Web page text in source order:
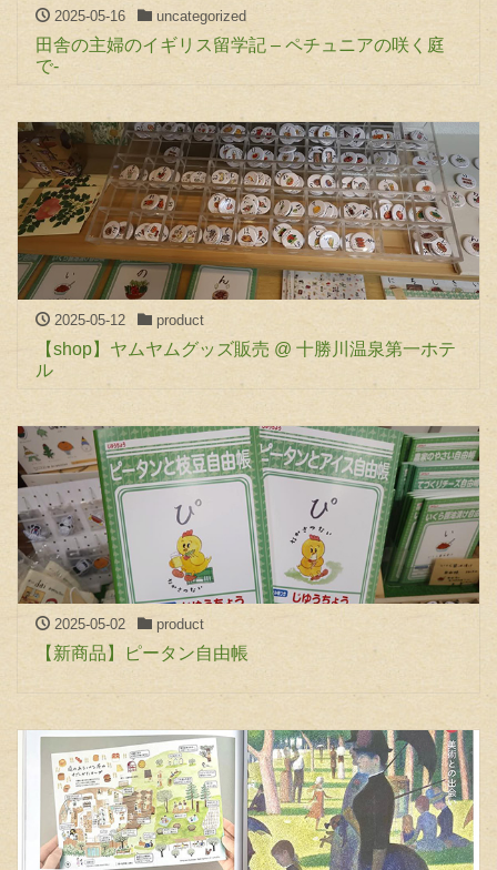
2025-05-16 uncategorized
田舎の主婦のイギリス留学記 – ペチュニアの咲く庭
で-
2025-05-12 product
【shop】ヤムヤムグッズ販売 @ 十勝川温泉第一ホテ
ル
2025-05-02 product
【新商品】ピータン自由帳